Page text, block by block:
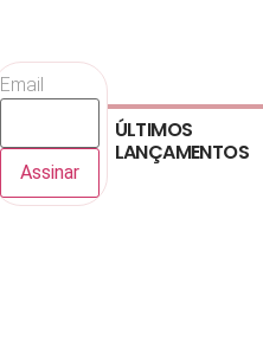
Email
ÚLTIMOS
LANÇAMENTOS